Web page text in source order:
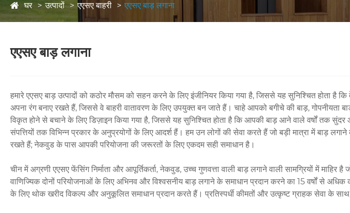
घर उत्पादों एएसए बाहरी एएसए बाड़ लगाना
एएसए बाड़ लगाना
हमारे एएसए बाड़ उत्पादों को कठोर मौसम को सहन करने के लिए इंजीनियर किया गया है, जिससे यह सुनिश्चित होता
अपना रंग बनाए रखते हैं, जिससे वे बाहरी वातावरण के लिए उपयुक्त बन जाते हैं। चाहे आपको बगीचे की बाड़,
विकृत होने से बचाने के लिए डिज़ाइन किया गया है, जिससे यह सुनिश्चित होता है कि आपकी बाड़ आने वाले वर्षों तक
संपत्तियों तक विभिन्न प्रकार के अनुप्रयोगों के लिए आदर्श हैं। हम उन लोगों की सेवा करते हैं जो बड़ी मात्रा में बाड़
रखते हैं; नेकवुड के पास आपकी परियोजना की जरूरतों के लिए एकदम सही समाधान है।
चीन में अग्रणी एएसए फेंसिंग निर्माता और आपूर्तिकर्ता, नेकवुड, उच्च गुणवत्ता वाली बाड़ लगाने वाली सामग्रियों में
वाणिज्यिक दोनों परियोजनाओं के लिए अभिनव और विश्वसनीय बाड़ लगाने के समाधान प्रदान करने का 15 वर्षों से
के लिए थोक खरीद विकल्प और अनुकूलित समाधान प्रदान करते हैं। प्रतिस्पर्धी कीमतों और उत्कृष्ट ग्राहक सेवा के